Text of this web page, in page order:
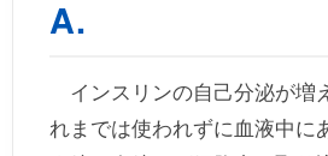
血糖トレンド
特集・連載 一覧へ
インスリンの自己分泌が増
れまでは使われずに血液中に